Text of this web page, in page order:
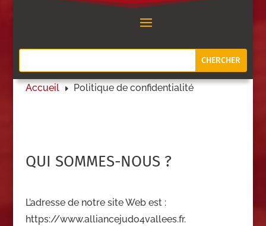
Accueil E Politique de confidentialité
QUI SOMMES-NOUS ?
L’adresse de notre site Web est :
https://www.alliancejudo4vallees.fr.